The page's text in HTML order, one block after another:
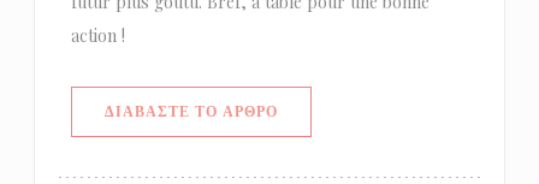
action !
ΔΙΑΒΆΣΤΕ ΤΟ ΆΡΘΡΟ((ΑΝΟΊΓΕΙ ΣΕ ΝΈΟ ΠΑΡΆΘΥΡΟ))